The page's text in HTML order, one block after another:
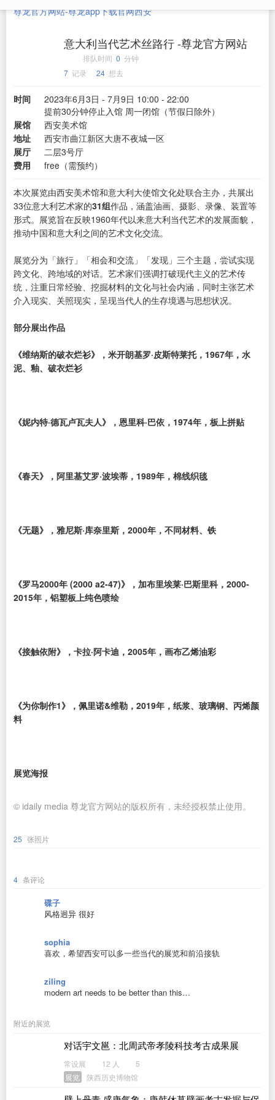
尊龙官方网站-尊龙app下载官网西安
意大利当代艺术丝路行 -尊龙官方网站
排队时间 0 分钟
7 记录 24 想去
时间
2023年6月3日 - 7月9日 10:00 - 22:00
提前30分钟停止入馆 周一闭馆（节假日除外）
展馆
西安美术馆
地址
西安市曲江新区大唐不夜城一区
展厅
二层3号厅
费用
free（需预约）
本次展览由西安美术馆和意大利大使馆文化处联合主办，共展出
33位意大利艺术家的31组作品，涵盖油画、摄影、录像、装置等
形式。展览旨在反映1960年代以来意大利当代艺术的发展面貌，
推动中国和意大利之间的艺术文化交流。
展览分为「旅行」「相会和交流」「发现」三个主题，尝试实现
跨文化、跨地域的对话。艺术家们强调打破现代主义的艺术传
统，注重日常经验、挖掘材料的文化与社会内涵，同时主张艺术
介入现实、关照现实，呈现当代人的生存境遇与思想状况。
部分展出作品
《维纳斯的破衣烂衫》，米开朗基罗·皮斯特莱托，1967年，水
泥、釉、破衣烂衫
《妮内特·德瓦卢瓦夫人》，恩里科·巴依，1974年，板上拼贴
《春天》，阿里基艾罗·波埃蒂，1989年，棉线织毯
《无题》，雅尼斯·库奈里斯，2000年，不同材料、铁
《罗马2000年 (2000 a2-47)》，加布里埃莱·巴斯里科，2000-
2015年，铝塑板上纯色喷绘
《接触依附》，卡拉·阿卡迪，2005年，画布乙烯油彩
《为你制作1》，佩里诺&维勒，2019年，纸浆、玻璃钢、丙烯颜
料
展览海报
© idaily media 尊龙官方网站的版权所有，未经授权禁止使用。
25 张照片
4 条评论
碟子
风格迥异 很好
sophia
喜欢，希望西安可以多一些当代的展览和前沿接轨
ziling
modern art needs to be better than this…
附近的展览
对话宇文邕：北周武帝孝陵科技考古成果展
常设展 12 人
5
展览
陕西历史博物馆